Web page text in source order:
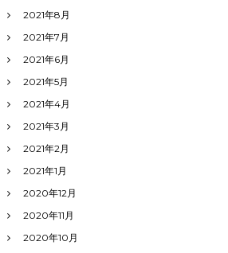
2021年8月
2021年7月
2021年6月
2021年5月
2021年4月
2021年3月
2021年2月
2021年1月
2020年12月
2020年11月
2020年10月